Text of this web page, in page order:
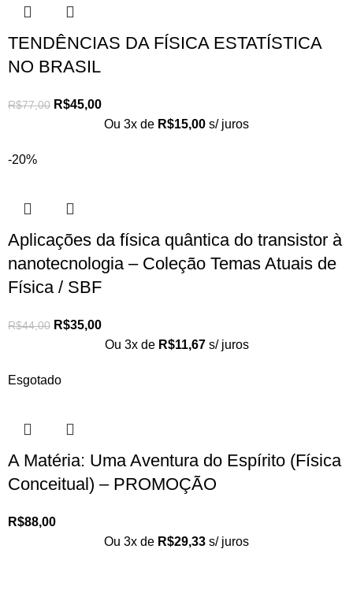
TENDÊNCIAS DA FÍSICA ESTATÍSTICA
NO BRASIL
R$77,00 R$45,00
Ou 3x de R$15,00 s/ juros
-20%
Aplicações da física quântica do transistor à
nanotecnologia – Coleção Temas Atuais de
Física / SBF
R$44,00 R$35,00
Ou 3x de R$11,67 s/ juros
Esgotado
A Matéria: Uma Aventura do Espírito (Física
Conceitual) – PROMOÇÃO
R$88,00
Ou 3x de R$29,33 s/ juros